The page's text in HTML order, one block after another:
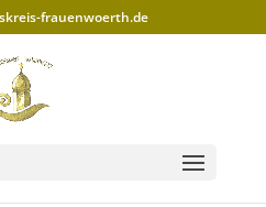
frauenwoerth.de